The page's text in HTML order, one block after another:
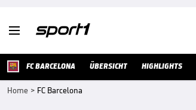

FC BARCELONA ÜBERSICHT HIGHLIGHTS
Home > FC Barcelona